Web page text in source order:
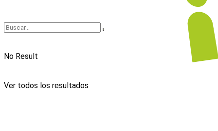
No Result
Ver todos los resultados